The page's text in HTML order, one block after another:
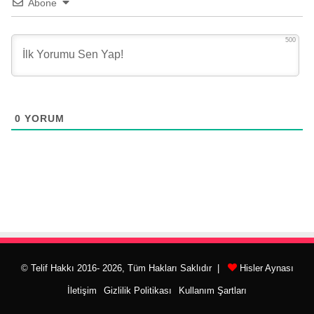
Abone
500
0 YORUM
© Telif Hakkı 2016- 2026, Tüm Hakları Saklıdır | Hisler Aynası
İletişim Gizlilik Politikası Kullanım Şartları